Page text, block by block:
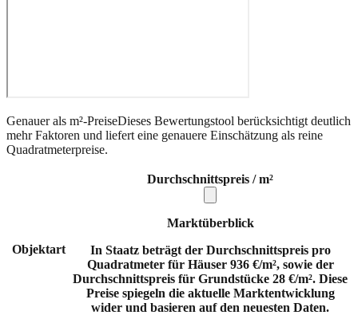
Genauer als m²-PreiseDieses Bewertungstool berücksichtigt deutlich
mehr Faktoren und liefert eine genauere Einschätzung als reine
Quadratmeterpreise.
Objektart
Durchschnittspreis / m²
Marktüberblick
In Staatz beträgt der Durchschnittspreis pro
Quadratmeter für Häuser 936 €/m², sowie der
Durchschnittspreis für Grundstücke 28 €/m². Diese
Preise spiegeln die aktuelle Marktentwicklung
wider und basieren auf den neuesten Daten.